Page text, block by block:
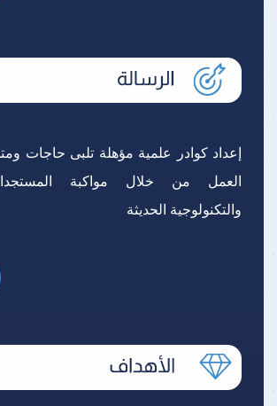
إعداد كوادر علمية مؤهلة تلبى حاجات
العمل من خلال مواكبة
والتكنولوجية الحديثة